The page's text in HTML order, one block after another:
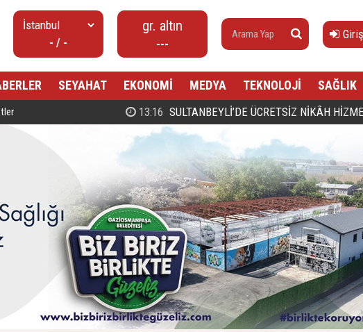
- / -
gr. altın
---
Giriş
SEYAHAT EKONOMİ MEDYA TEKNOLOJİ SAĞLIK
00:27 PROF. DR. MAHMUD ESAD COŞAN, DOĞUMUNUN HİCRÎ 91. YILINDA ELAZIĞ'DA